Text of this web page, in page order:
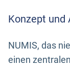
Konzept und
NUMIS, das
einen